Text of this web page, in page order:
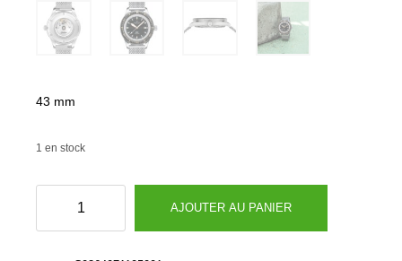
43 mm
1 en stock
C0364071105001
AJOUTER AU PANIER